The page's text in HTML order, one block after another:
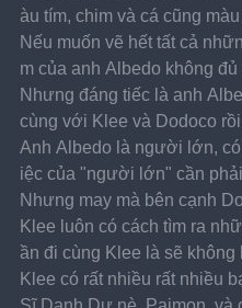
àu tím, chim và cá cũng
Nếu muốn vẽ hết tất cả
m của anh Albedo không đủ
Nhưng đáng tiếc là anh
cùng với Klee và Dodoco
Anh Albedo là người lớn, có
iệc của "người lớn" cần
Nhưng may mà bên cạnh
Klee luôn có cách tìm ra
ần đi cùng Klee là sẽ
Klee có rất nhiều rất nhiều